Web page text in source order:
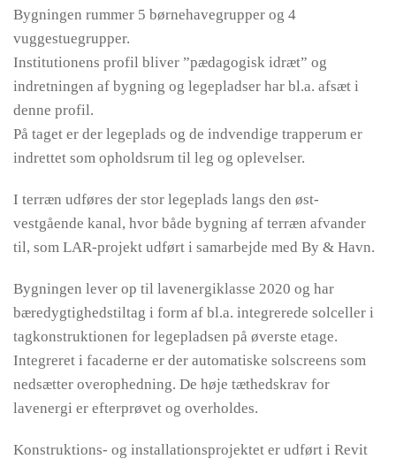
Bygningen rummer 5 børnehavegrupper og 4
vuggestuegrupper.
Institutionens profil bliver ”pædagogisk idræt” og
indretningen af bygning og legepladser har bl.a. afsæt i
denne profil.
På taget er der legeplads og de indvendige trapperum er
indrettet som opholdsrum til leg og oplevelser.
I terræn udføres der stor legeplads langs den øst-
vestgående kanal, hvor både bygning af terræn afvander
til, som LAR-projekt udført i samarbejde med By & Havn.
Bygningen lever op til lavenergiklasse 2020 og har
bæredygtighedstiltag i form af bl.a. integrerede solceller i
tagkonstruktionen for legepladsen på øverste etage.
Integreret i facaderne er der automatiske solscreens som
nedsætter overophedning. De høje tæthedskrav for
lavenergi er efterprøvet og overholdes.
Konstruktions- og installationsprojektet er udført i Revit